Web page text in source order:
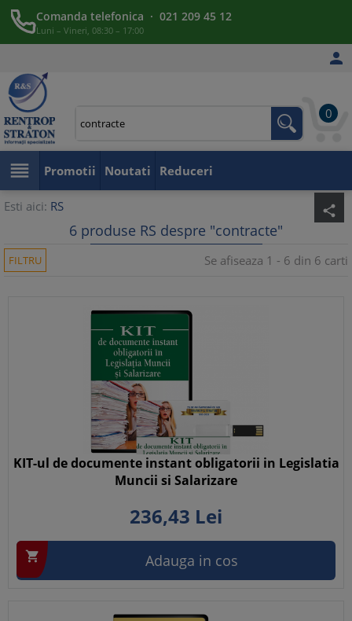
Comanda telefonica · 021 209 45 12
Luni – Vineri, 08:30 – 17:00

0
 Promotii Noutati Reduceri
Esti aici: RS share
6 produse RS despre "contracte"
FILTRU Se afiseaza 1 - 6 din 6 carti
KIT-ul de documente instant obligatorii in Legislatia
Muncii si Salarizare
236,43 Lei
 Adauga in cos